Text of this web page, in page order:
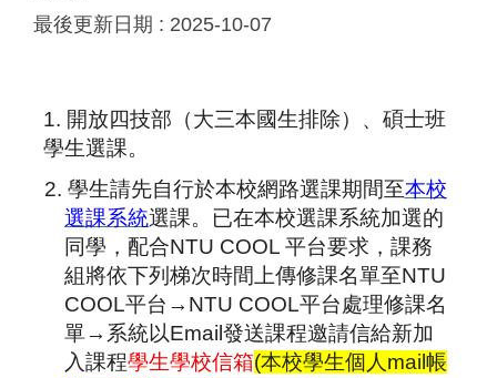
最後更新日期 : 2025-10-07
1. 開放四技部（大三本國生排除）、碩士班
學生選課。
2. 學生請先自行於本校網路選課期間至本校
選課系統選課。已在本校選課系統加選的
同學，配合NTU COOL 平台要求，課務
組將依下列梯次時間上傳修課名單至NTU
COOL平台→NTU COOL平台處理修課名
單→系統以Email發送課程邀請信給新加
入課程學生學校信箱(本校學生個人mail帳